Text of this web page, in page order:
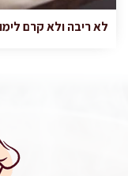
לא ריבה ולא קרם